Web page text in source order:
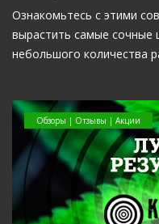
Ознакомьтесь с этими
вырастить самые сочные
небольшого количества
Обзоры | Отзывы | Акции